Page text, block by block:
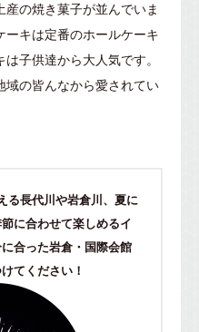
の焼き菓子が並んでいま
キは定番のホールケーキ
子供達から大人気です。
の皆んなから愛されてい
る長代川や岩倉川、夏に
に合わせて楽しめるイ
合った岩倉・国際会館
てください！